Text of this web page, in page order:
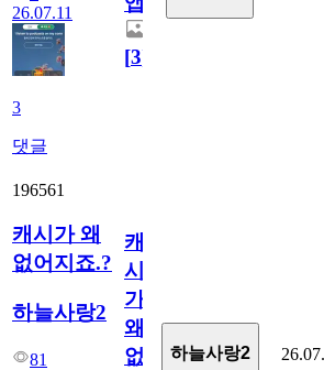
26.07.11
3
댓글
[3]
196561
캐시가 왜
없어지죠.?
하늘사랑2
81
캐
시
가
왜
없
하늘사랑2